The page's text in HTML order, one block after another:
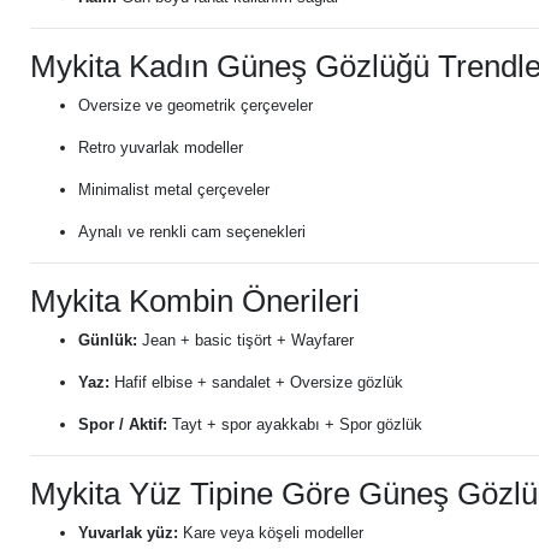
Mykita Kadın Güneş Gözlüğü
Oversize ve geometrik çerçeveler
Retro yuvarlak modeller
Minimalist metal çerçeveler
Aynalı ve renkli cam seçenekleri
Mykita Kombin Önerileri
Günlük: Jean + basic tişört + Wayfarer
Yaz: Hafif elbise + sandalet + Oversize gözlük
Spor / Aktif: Tayt + spor ayakkabı + Spor gözlük
Mykita Yüz Tipine Göre Güneş
Yuvarlak yüz: Kare veya köşeli modeller